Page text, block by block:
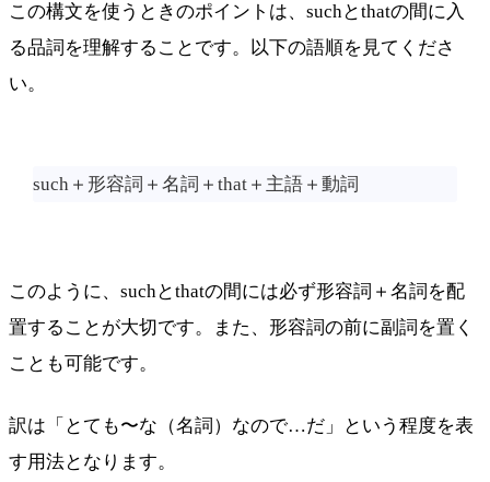
この構文を使うときのポイントは、suchとthatの間に入
る品詞を理解することです。以下の語順を見てくださ
い。
such＋形容詞＋名詞＋that＋主語＋動詞
このように、suchとthatの間には必ず形容詞＋名詞を配
置することが大切です。また、形容詞の前に副詞を置く
ことも可能です。
訳は「とても〜な（名詞）なので…だ」という程度を表
す用法となります。